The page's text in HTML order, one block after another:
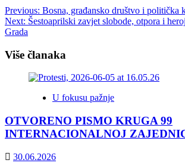
Post
navigation
Previous: Bosna, građansko društvo i politička
Next: Šestoaprilski zavjet slobode, otpora i
Grada
Više članaka
U fokusu pažnje
OTVORENO PISMO KRUGA 99
INTERNACIONALNOJ
30.06.2026